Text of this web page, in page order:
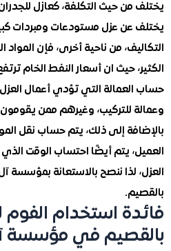
حيث التكلفة، كعازل للجدران
عزل مستودعات ومبردات كبيرة،
من ناحية أخرى، فإن المواد الخام
حيث ان أسعار النفط الخام ترتفع
التي تؤدي أعمال العزل، حيث
للتركيب، وغيرهم ممن يقومون
إلى ذلك، يتم حساب نقل المواد
يتم أيضًا احتساب الوقت الذي
لذا ننصح بالاستعانة بمؤسسة آل
استخدام الفوم
في مؤسسة آل